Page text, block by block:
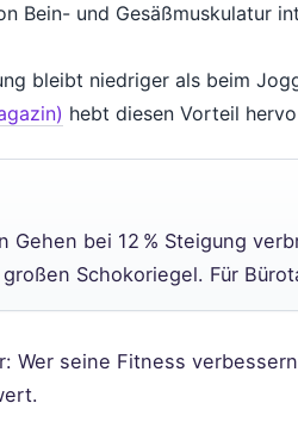
Bein- und Gesäßmuskulatur
bleibt niedriger als beim
hebt diesen Vorteil
Gehen bei 12 % Steigung
Schokoriegel. Für
Wer seine Fitness